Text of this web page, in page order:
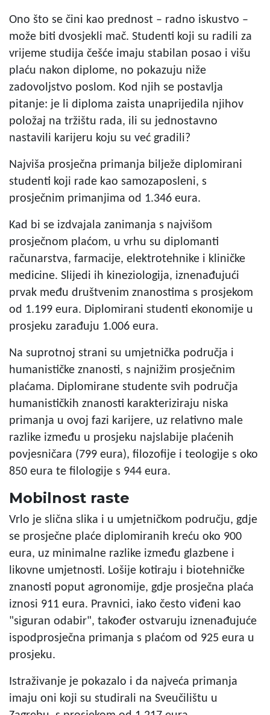
Ono što se čini kao prednost – radno iskustvo –
može biti dvosjekli mač. Studenti koji su radili za
vrijeme studija češće imaju stabilan posao i višu
plaću nakon diplome, no pokazuju niže
zadovoljstvo poslom. Kod njih se postavlja
pitanje: je li diploma zaista unaprijedila njihov
položaj na tržištu rada, ili su jednostavno
nastavili karijeru koju su već gradili?
Najviša prosječna primanja bilježe diplomirani
studenti koji rade kao samozaposleni, s
prosječnim primanjima od 1.346 eura.
Kad bi se izdvajala zanimanja s najvišom
prosječnom plaćom, u vrhu su diplomanti
računarstva, farmacije, elektrotehnike i kliničke
medicine. Slijedi ih kineziologija, iznenađujući
prvak među društvenim znanostima s prosjekom
od 1.199 eura. Diplomirani studenti ekonomije u
prosjeku zarađuju 1.006 eura.
Na suprotnoj strani su umjetnička područja i
humanističke znanosti, s najnižim prosječnim
plaćama. Diplomirane studente svih područja
humanističkih znanosti karakteriziraju niska
primanja u ovoj fazi karijere, uz relativno male
razlike između u prosjeku najslabije plaćenih
povjesničara (799 eura), filozofije i teologije s oko
850 eura te filologije s 944 eura.
Mobilnost raste
Vrlo je slična slika i u umjetničkom području, gdje
se prosječne plaće diplomiranih kreću oko 900
eura, uz minimalne razlike između glazbene i
likovne umjetnosti. Lošije kotiraju i biotehničke
znanosti poput agronomije, gdje prosječna plaća
iznosi 911 eura. Pravnici, iako često viđeni kao
"siguran odabir", također ostvaruju iznenađujuće
ispodprosječna primanja s plaćom od 925 eura u
prosjeku.
Istraživanje je pokazalo i da najveća primanja
imaju oni koji su studirali na Sveučilištu u